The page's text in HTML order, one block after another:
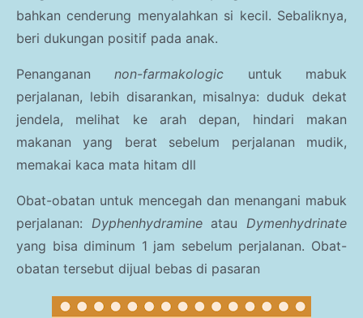
bahkan cenderung menyalahkan si kecil. Sebaliknya,
beri dukungan positif pada anak.
Penanganannon-farmakologic untuk mabuk
perjalanan, lebih disarankan, misalnya: duduk dekat
jendela, melihat ke arah depan, hindari makan
makanan yang berat sebelum perjalanan mudik,
memakai kaca mata hitam dll
Obat-obatan untuk mencegah dan menangani mabuk
perjalanan: Dyphenhydramineatau Dymenhydrinate
yang bisa diminum 1 jam sebelum perjalanan. Obat-
obatan tersebut dijual bebas di pasaran